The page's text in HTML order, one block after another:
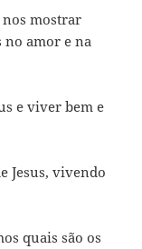
nos mostrar
no amor e na
e viver bem e
Jesus, vivendo
quais são os